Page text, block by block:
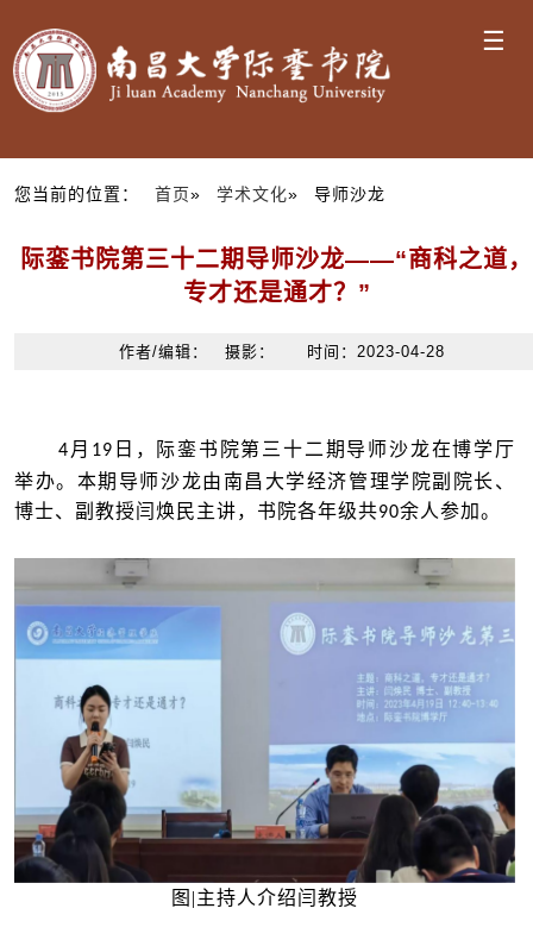
☰
您当前的位置： 首页» 学术文化» 导师沙龙
际銮书院第三十二期导师沙龙——“商科之道，
专才还是通才？”
作者/编辑： 摄影： 时间：2023-04-28
4 月 19 日，际銮书院第三十二期导师沙龙在博学厅
举办。本期导师沙龙由南昌大学经济管理学院副院长、
博士、副教授闫焕民主讲，书院各年级共90余人参加。
图|主持人介绍闫教授